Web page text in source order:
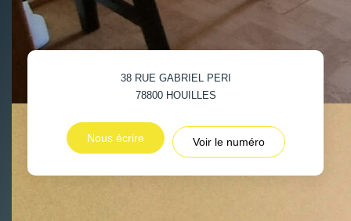
38 RUE GABRIEL PERI
78800 HOUILLES
Nous écrire Voir le numéro